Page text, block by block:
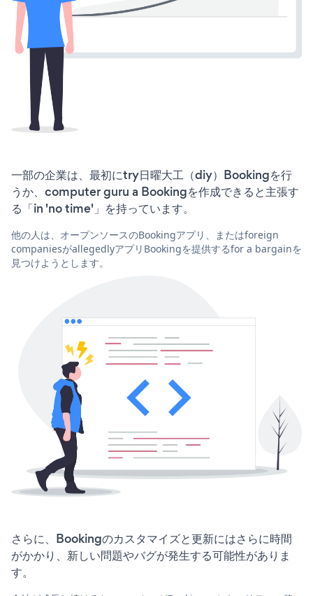
一部の企業は、最初にtry日曜大工（diy）Bookingを行
うか、computer guru a Bookingを作成できると主張す
る「in 'no time'」を持っています。
他の人は、オープンソースのBookingアプリ、またはforeign
companiesがallegedlyアプリBookingを提供するfor a bargainを
見つけようとします。
さらに、Bookingのカスタマイズと更新にはさらに時間
がかかり、新しい問題やバグが発生する可能性がありま
す。